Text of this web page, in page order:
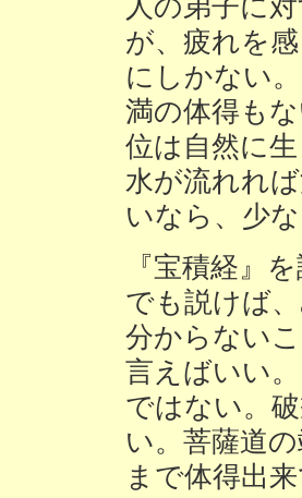
が、疲れを
にしかない
満の体得も
位は自然に
水が流れれ
いなら、少
『宝積経』
でも説けば
分からない
言えばいい
ではない。
い。菩薩道
まで体得出